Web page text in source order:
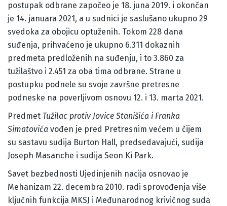
postupak odbrane započeo je 18. juna 2019. i okončan
je 14. januara 2021, a u sudnici je saslušano ukupno 29
svedoka za obojicu optuženih. Tokom 228 dana
suđenja, prihvaćeno je ukupno 6.311 dokaznih
predmeta predloženih na suđenju, i to 3.860 za
tužilaštvo i 2.451 za oba tima odbrane. Strane u
postupku podnele su svoje završne pretresne
podneske na poverljivom osnovu 12. i 13. marta 2021.
Predmet Tužilac protiv Jovice Stanišića i Franka
Simatovića vođen je pred Pretresnim većem u čijem
su sastavu sudija Burton Hall, predsedavajući, sudija
Joseph Masanche i sudija Seon Ki Park.
Savet bezbednosti Ujedinjenih nacija osnovao je
Mehanizam 22. decembra 2010. radi sprovođenja više
ključnih funkcija MKSJ i Međunarodnog krivičnog suda